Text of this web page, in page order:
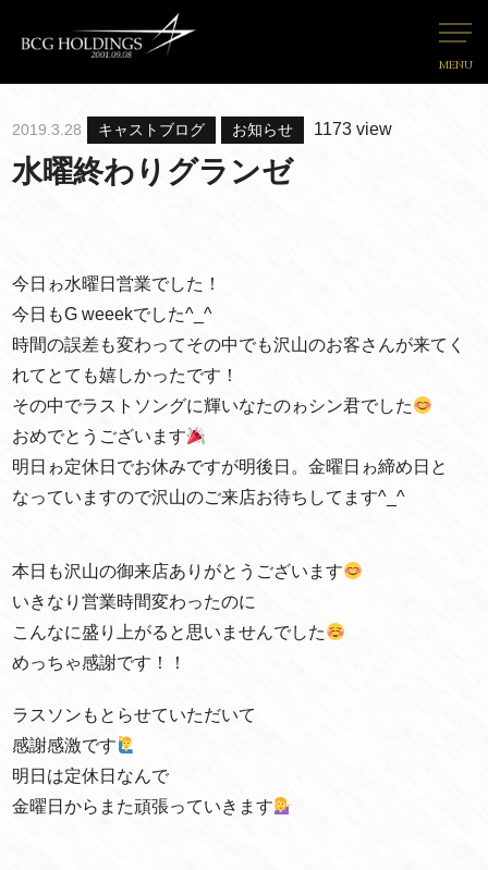
MENU
2019.3.28 キャストブログ お知らせ 1173 view
水曜終わりグランゼ
今日ゎ水曜日営業でした！
今日もG weeekでした^_^
時間の誤差も変わってその中でも沢山のお客さんが来てく
れてとても嬉しかったです！
その中でラストソングに輝いなたのゎシン君でした
おめでとうございます
明日ゎ定休日でお休みですが明後日。金曜日ゎ締め日と
なっていますので沢山のご来店お待ちしてます^_^
本日も沢山の御来店ありがとうございます
いきなり営業時間変わったのに
こんなに盛り上がると思いませんでした
めっちゃ感謝です！！
ラスソンもとらせていただいて
感謝感激です
明日は定休日なんで
金曜日からまた頑張っていきます